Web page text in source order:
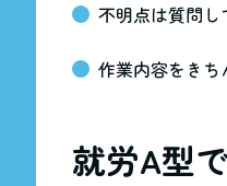
不明点は質問し
作業内容をきち
就労A型